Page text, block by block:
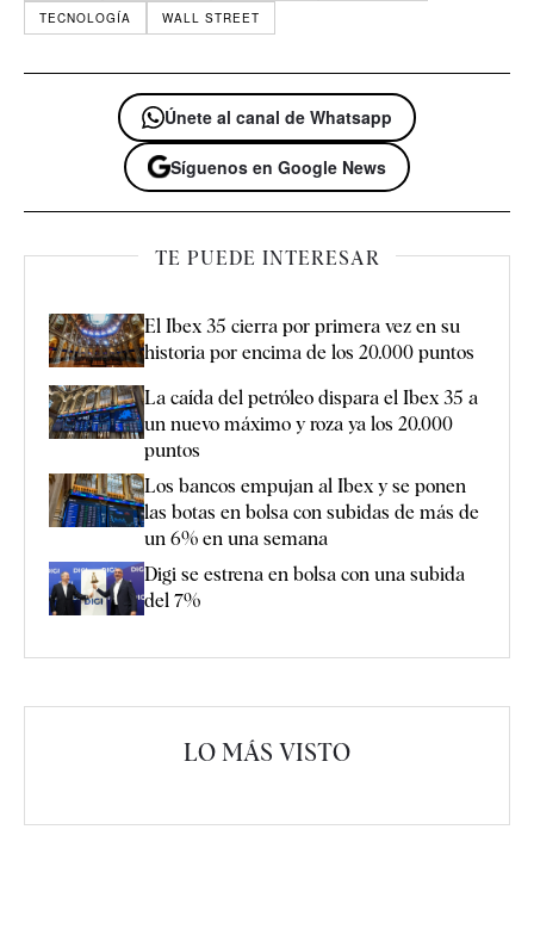
TECNOLOGÍA
WALL STREET
Únete al canal de Whatsapp
Síguenos en Google News
TE PUEDE INTERESAR
El Ibex 35 cierra por primera vez en su
historia por encima de los 20.000 puntos
La caída del petróleo dispara el Ibex 35 a
un nuevo máximo y roza ya los 20.000
puntos
Los bancos empujan al Ibex y se ponen
las botas en bolsa con subidas de más de
un 6% en una semana
Digi se estrena en bolsa con una subida
del 7%
LO MÁS VISTO